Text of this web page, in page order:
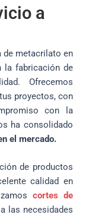
a
de metacrilato en
la fabricación de
Ofrecemos
proyectos, con
con la
ha consolidado
el mercado.
de productos
calidad en
cortes de
las necesidades